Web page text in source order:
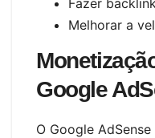
Fazer
Melhorar a
Google
O Google